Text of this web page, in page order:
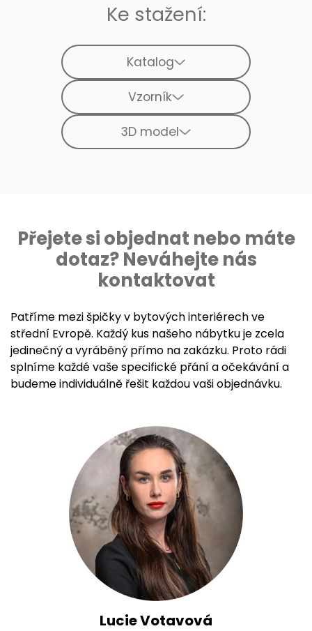
Ke stažení:
Katalog
Vzorník
3D model
Přejete si objednat nebo máte
dotaz? Neváhejte nás
kontaktovat
Patříme mezi špičky v bytových interiérech ve
střední Evropě. Každý kus našeho nábytku je zcela
jedinečný a vyráběný přímo na zakázku. Proto rádi
splníme každé vaše specifické přání a očekávání a
budeme individuálně řešit každou vaši objednávku.
Lucie Votavová